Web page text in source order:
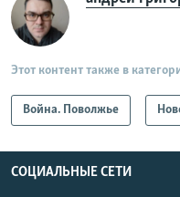
Этот контент также в
Война. Поволжье
СОЦИАЛЬНЫЕ СЕТИ